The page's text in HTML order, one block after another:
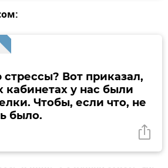
Вот приказал,
кабинетах у нас были
Чтобы, если что, не
было.